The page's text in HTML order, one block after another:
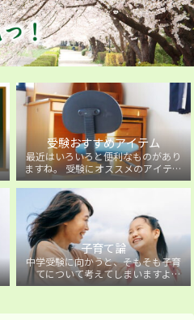
受験おすすめアイテム
最近はいろいろと便利なものがあり
ますね。 受験にオススメのアイテム
を紹介しています。
子育て論
中学受験に向かうと、そもそも子育
てについて考えてしまいますよ
ね・・・。中学受験に向かうお子様